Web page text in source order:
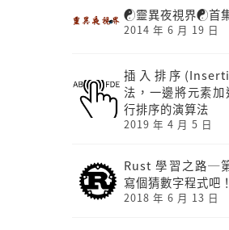
☯靈異夜視界☯首集
2014 年 6 月 19 日
插入排序
法，一邊將元素
行排序的演算法
2019 年 4 月 5 日
Rust 學習之路─
寫個猜數字程式吧！
2018 年 6 月 13 日